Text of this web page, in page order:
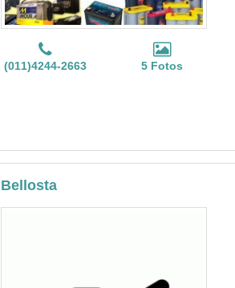
(011)4244-2663 5 Fotos
Bellosta